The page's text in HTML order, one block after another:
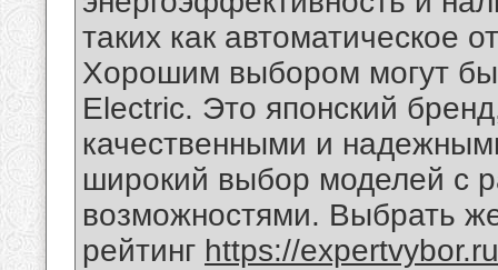
таких как автоматическое
Хорошим выбором могут
Electric. Это японский
качественными и
широкий выбор моделей с
возможностями. Выбрать
рейтинг https://